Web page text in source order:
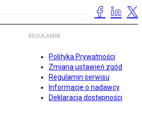
REGULAMIN
Polityka Prywatności
Zmiana ustawień zgód
Regulamin serwisu
Informacje o nadawcy
Deklaracja dostępności